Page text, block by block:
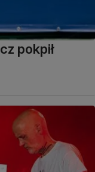
pokpił